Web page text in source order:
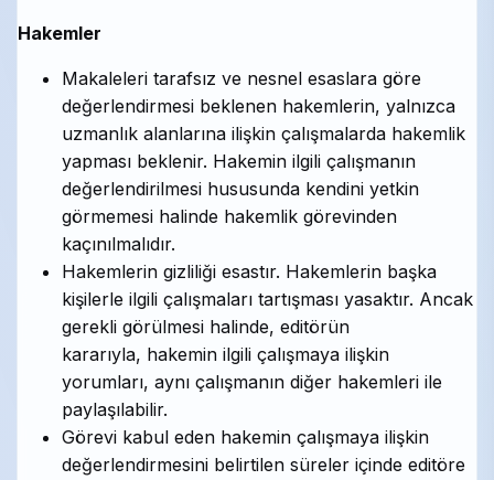
Hakemler
Makaleleri tarafsız ve nesnel esaslara göre
değerlendirmesi beklenen hakemlerin, yalnızca
uzmanlık alanlarına ilişkin çalışmalarda hakemlik
yapması beklenir. Hakemin ilgili çalışmanın
değerlendirilmesi hususunda kendini yetkin
görmemesi halinde hakemlik görevinden
kaçınılmalıdır.
Hakemlerin gizliliği esastır. Hakemlerin başka
kişilerle ilgili çalışmaları tartışması yasaktır. Ancak
gerekli görülmesi halinde, editörün
kararıyla, hakemin ilgili çalışmaya ilişkin
yorumları, aynı çalışmanın diğer hakemleri ile
paylaşılabilir.
Görevi kabul eden hakemin çalışmaya ilişkin
değerlendirmesini belirtilen süreler içinde editöre